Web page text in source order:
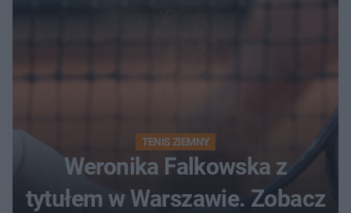
TENIS ZIEMNY
Weronika Falkowska z
tytułem w Warszawie. Zobacz